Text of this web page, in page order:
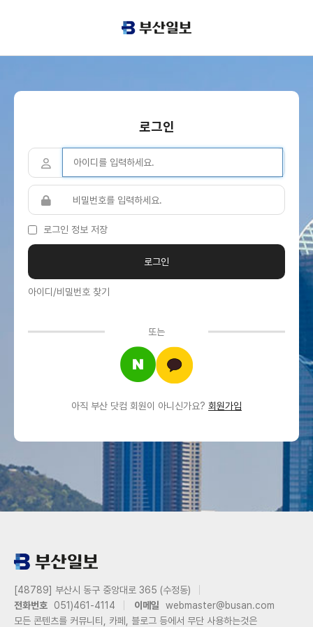
로그인
로그인 정보 저장
아이디/비밀번호 찾기
또는
아직 부산 닷컴 회원이 아니신가요? 회원가입
[48789] 부산시 동구 중앙대로 365 (수정동)
전화번호
051)461-4114 이메일
webmaster@busan.com
모든 콘텐츠를 커뮤니티, 카페, 블로그 등에서 무단 사용하는것은